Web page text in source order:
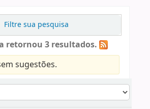
Filtre sua pesquisa
retornou 3 resultados.
sugestões.